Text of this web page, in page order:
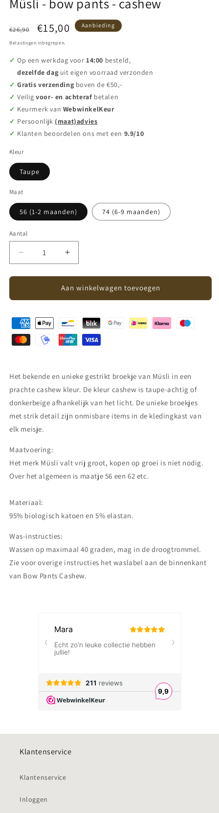
Normale
prijs
€26,90 Aanbiedingsprijs
€15,00 Aanbieding
Belastingen inbegrepen.
Op een werkdag voor 14:00 besteld,
dezelfde dag uit eigen voorraad verzonden
Gratis verzending boven de €50,-
Veiligvoor- en achteraf betalen
Keurmerk van WebwinkelKeur
Persoonlijk (maat)advies
Klanten beoordelen ons met een 9.9/10
Kleur
Taupe
Maat
56 (1-2 maanden) 74 (6-9 maanden)
Aantal
Aantal
Aantal
verlagen
voor
pants
-
cashew
Aantal
verhogen
voor
Müsli
pants
-
cashew
Aan winkelwagen toevoegen
Het bekende en unieke gestrikt broekje van Müsli in een
prachte cashew kleur. De kleur cashew is taupe-achtig of
donkerbeige afhankelijk van het licht. De unieke broekjes
met strik detail zijn onmisbare items in de kledingkast van
elk meisje.
Maatvoering:
Het merk Müsli valt vrij groot, kopen op groei is niet nodig.
Over het algemeen is maatje 56 een 62 etc.
Materiaal:
95% biologisch katoen en 5% elastan.
Was-instructies:
Wassen op maximaal 40 graden, mag in de droogtrommel.
Zie voor overige instructies het waslabel aan de binnenkant
van Bow Pants Cashew.
Klantenservice
Klantenservice
Inloggen